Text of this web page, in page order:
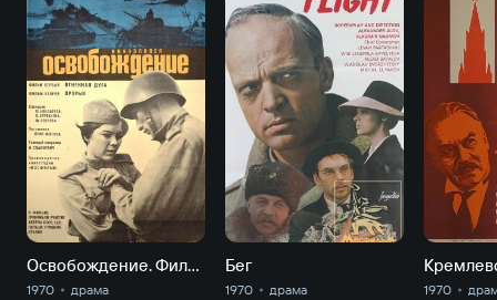
Освобождение. Фильм 3-й. Направление главного удара
1970 драма
Бег
1970 драма 1970